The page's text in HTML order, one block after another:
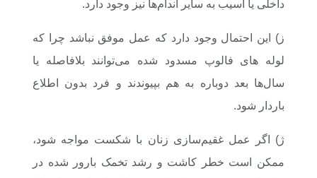
داخلی یا آسیب به سایر اندام‌ها نیز وجود دارد.
ز) این احتمال وجود دارد که عمل موفق نباشد چرا که
لوله های فالوپ مسدود شده می‌توانند بلافاصله یا
سال‌ها بعد دوباره به هم بپیوندند و فرد بدون اطلاع
باردار شود.
ژ) اگر عمل غقیم‌سازی زنان با شکست مواجه شود،
ممکن است خطر کاشت و رشد تخمک بارور شده در